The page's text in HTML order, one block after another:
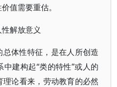
值需要重估。
性解放意义
体性特征，是在人所创造
建构起“类的特性”或人的
论看来，劳动教育的必然